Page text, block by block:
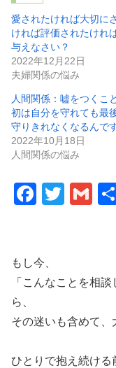
愛されたければ大切に
ければ評価されたけれ
与えなさい？
2022年12月22日
夫婦関係の悩み
人間関係：嘘をつくこ
初は自分を守れても最
守りきれなくなるんです
2022年10月18日
人間関係の悩み
F
e
b
o
k
T
G
もし今、
「こんなことを相
ら、
その迷いも含めて、
ひとりで抱え続ける